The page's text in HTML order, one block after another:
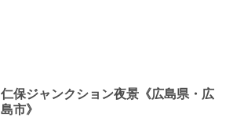
仁保ジャンクション夜景《広島県・広
島市》